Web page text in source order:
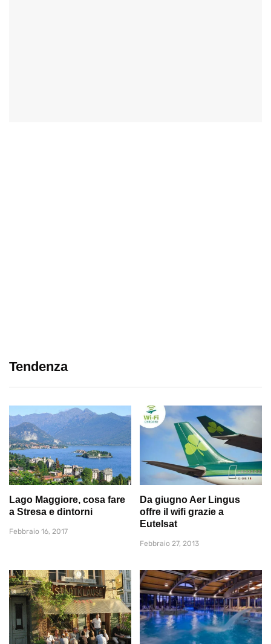
Tendenza
Lago Maggiore, cosa fare
a Stresa e dintorni
Febbraio 16, 2017
Da giugno Aer Lingus
offre il wifi grazie a
Eutelsat
Febbraio 27, 2013